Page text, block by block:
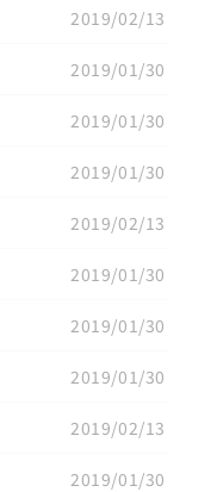
2019/02/13
2019/01/30
2019/01/30
2019/01/30
2019/02/13
2019/01/30
2019/01/30
2019/01/30
2019/02/13
2019/01/30